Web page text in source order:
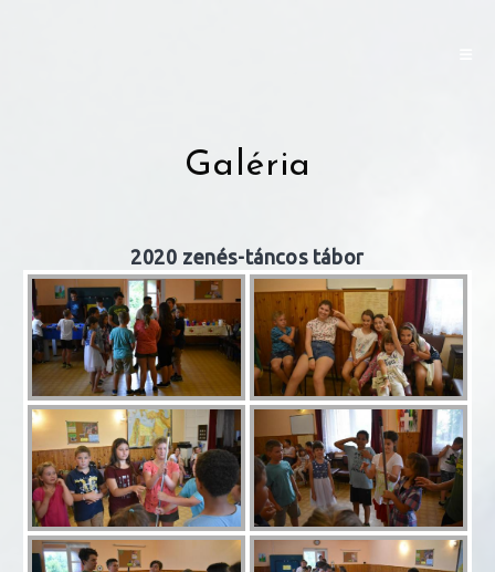
Galéria
2020 zenés-táncos tábor